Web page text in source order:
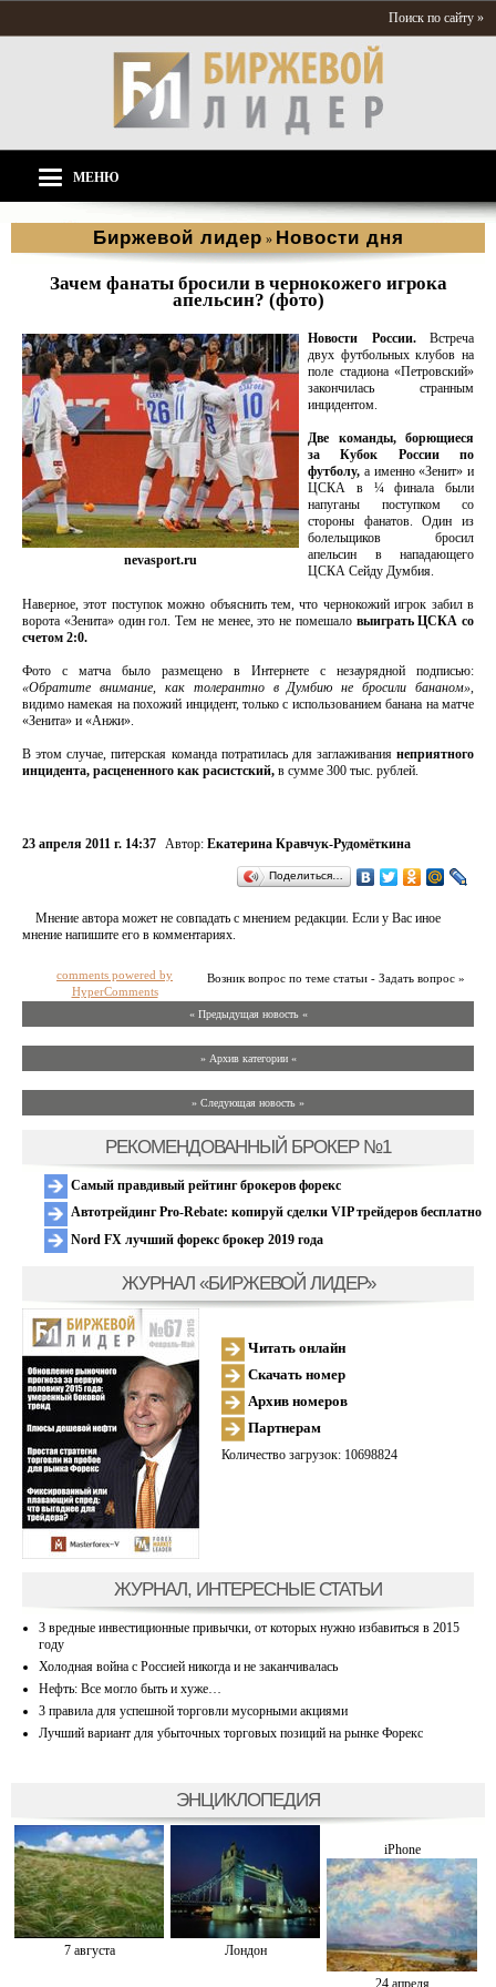
Поиск по сайту »
МЕНЮ
Биржевой лидер » Новости дня
Зачем фанаты бросили в чернокожего игрока
апельсин? (фото)
nevasport.ru
Новости России.Встреча
двух футбольных клубов на
поле стадиона «Петровский»
закончилась странным
инцидентом.
Две команды, борющиеся
за Кубок России по
футболу, а именно «Зенит» и
ЦСКА в ¼ финала были
напуганы поступком со
стороны фанатов. Один из
болельщиков бросил
апельсин в нападающего
ЦСКА Сейду Думбия.
Наверное, этот поступок можно объяснить тем, что чернокожий игрок забил в
ворота «Зенита» один гол. Тем не менее, это не помешало выиграть ЦСКА со
счетом 2:0.
Фото с матча было размещено в Интернете с незаурядной подписью:
«Обратите внимание, как толерантно в Думбию не бросили бананом»,
видимо намекая на похожий инцидент, только с использованием банана на матче
«Зенита» и «Анжи».
В этом случае, питерская команда потратилась для заглаживания неприятного
инцидента, расцененного как расистский, в сумме 300 тыс. рублей.
23 апреля 2011 г. 14:37 Автор: Екатерина Кравчук-Рудомёткина
Поделиться…
Мнение автора может не совпадать с мнением редакции. Если у Вас иное
мнение напишите его в комментариях.
Возник вопрос по теме статьи - Задать вопрос »
comments powered by
HyperComments
« Предыдущая новость «
» Архив категории «
» Следующая новость »
РЕКОМЕНДОВАННЫЙ БРОКЕР №1
Самый правдивый рейтинг брокеров форекс
Автотрейдинг Pro-Rebate: копируй сделки VIP трейдеров бесплатно
Nord FX лучший форекс брокер 2019 года
ЖУРНАЛ «БИРЖЕВОЙ ЛИДЕР»
Читать онлайн
Скачать номер
Архив номеров
Партнерам
Количество загрузок: 10698824
ЖУРНАЛ, ИНТЕРЕСНЫЕ СТАТЬИ
3 вредные инвестиционные привычки, от которых нужно избавиться в 2015
году
Холодная война с Россией никогда и не заканчивалась
Нефть: Все могло быть и хуже…
3 правила для успешной торговли мусорными акциями
Лучший вариант для убыточных торговых позиций на рынке Форекс
ЭНЦИКЛОПЕДИЯ
7 августа Лондон
iPhone
24 апреля